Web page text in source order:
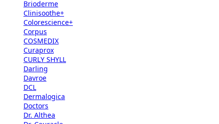
Brioderme
Clinisoothe+
Colorescience+
Corpus
COSMEDIX
Curaprox
CURLY SHYLL
Darling
Davroe
DCL
Dermalogica
Doctors
Dr. Althea